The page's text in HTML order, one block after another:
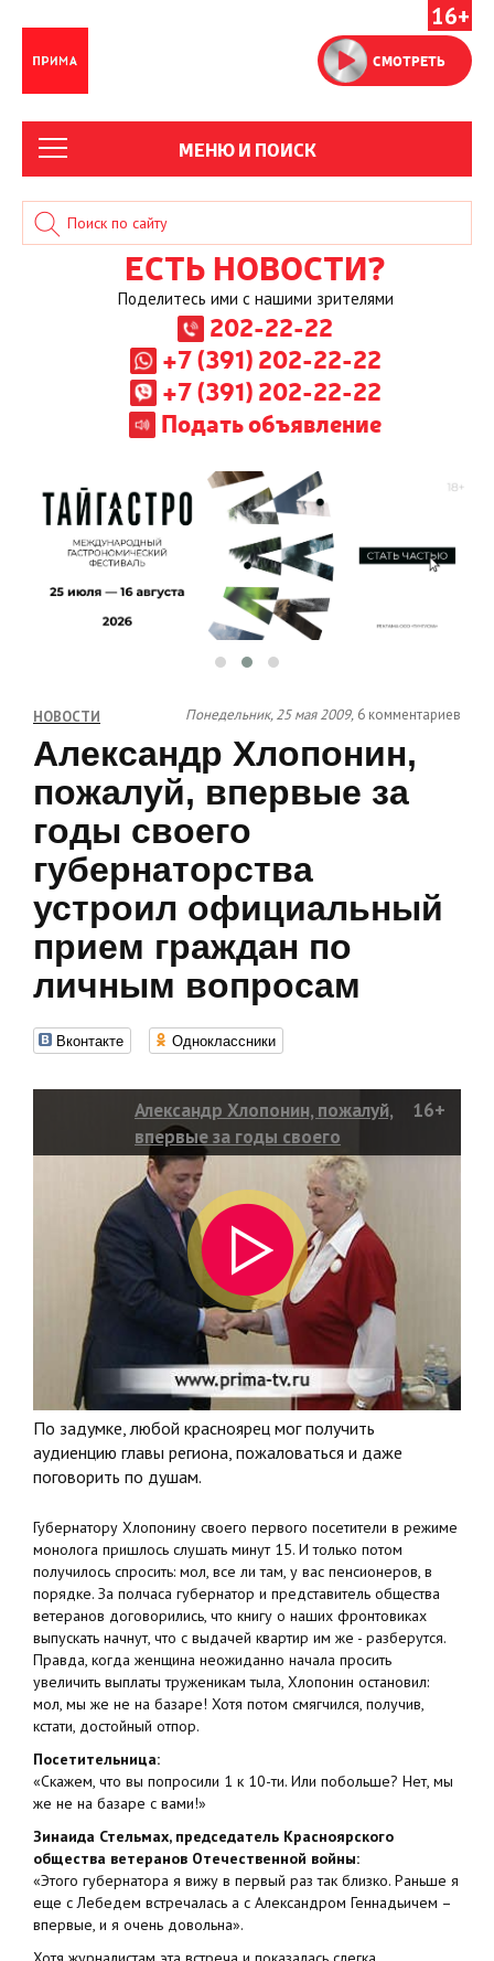
16+
СМОТРЕТЬ
МЕНЮ И ПОИСК
ЕСТЬ НОВОСТИ?
Поделитесь ими с нашими зрителями
202-22-22
+7 (391) 202-22-22
+7 (391) 202-22-22
Подать объявление
НОВОСТИ Понедельник, 25 мая 2009, 6 комментариев
Александр Хлопонин,
пожалуй, впервые за
годы своего
губернаторства
устроил официальный
прием граждан по
личным вопросам
Вконтакте Одноклассники
Александр Хлопонин, пожалуй,
впервые за годы своего
губернаторства устроил
официальный прием граждан по
личным вопросам
16+
По задумке, любой красноярец мог получить
аудиенцию главы региона, пожаловаться и даже
поговорить по душам.
Губернатору Хлопонину своего первого посетители в режиме
монолога пришлось слушать минут 15. И только потом
получилось спросить: мол, все ли там, у вас пенсионеров, в
порядке. За полчаса губернатор и представитель общества
ветеранов договорились, что книгу о наших фронтовиках
выпускать начнут, что с выдачей квартир им же - разберутся.
Правда, когда женщина неожиданно начала просить
увеличить выплаты труженикам тыла, Хлопонин остановил:
мол, мы же не на базаре! Хотя потом смягчился, получив,
кстати, достойный отпор.
Посетительница:
«Скажем, что вы попросили 1 к 10-ти. Или побольше? Нет, мы
же не на базаре с вами!»
Зинаида Стельмах, председатель Красноярского
общества ветеранов Отечественной войны:
«Этого губернатора я вижу в первый раз так близко. Раньше я
еще с Лебедем встречалась а с Александром Геннадьичем –
впервые, и я очень довольна».